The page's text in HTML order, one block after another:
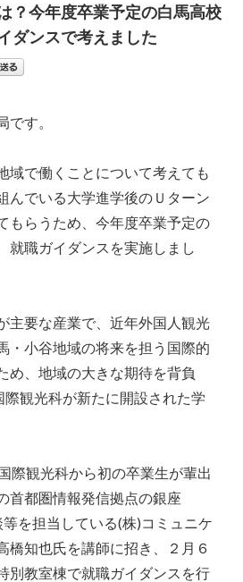
？今年度卒業予定の白馬高校
ダンスで考えました
です。
域で働くことについて考えても
んでいる大学進学後のＵターン
もらうため、今年度卒業予定の
就職ガイダンスを実施しまし
主要な産業で、近年外国人観光
・小谷地域の将来を担う国際的
め、地域の大きな期待を背負
観光科が新たに開設された学
際観光科から初の卒業生が輩出
首都圏情報発信拠点の銀座
を担当している(株)コミュニケ
橋知也氏を講師に招き、２月６
別教室棟で就職ガイダンスを行